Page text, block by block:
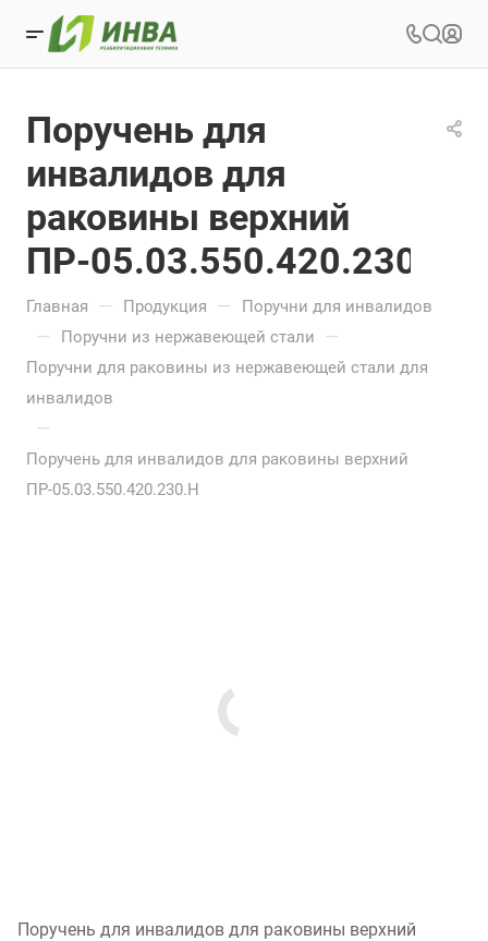
Поручень для
инвалидов для
раковины верхний
ПР-05.03.550.420.230.Н
Главная — Продукция — Поручни для инвалидов
— Поручни из нержавеющей стали —
Поручни для раковины из нержавеющей стали для
инвалидов
—
Поручень для инвалидов для раковины верхний
ПР-05.03.550.420.230.Н
Поручень для инвалидов для раковины верхний